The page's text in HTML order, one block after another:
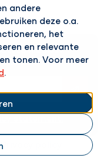
andere
deze o.a.
het
en relevante
tonen. Voor meer
.
nieuws?
statement.
Privacy policy